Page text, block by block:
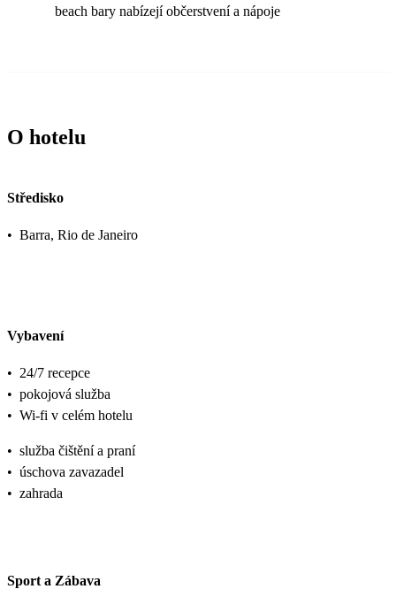
beach bary nabízejí občerstvení a nápoje
O hotelu
Středisko
• Barra, Rio de Janeiro
Vybavení
• 24/7 recepce
• pokojová služba
• Wi-fi v celém hotelu
• služba čištění a praní
• úschova zavazadel
• zahrada
Sport a Zábava